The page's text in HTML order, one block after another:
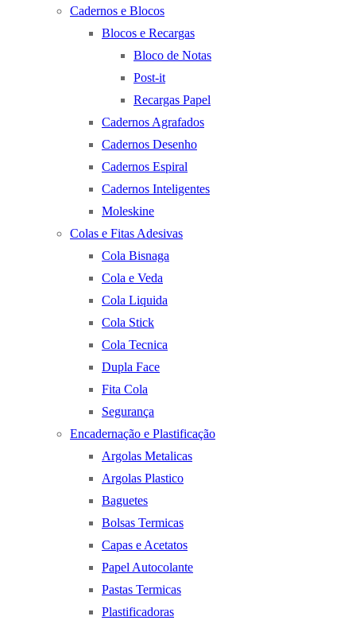
Cadernos e Blocos
Blocos e Recargas
Bloco de Notas
Post-it
Recargas Papel
Cadernos Agrafados
Cadernos Desenho
Cadernos Espiral
Cadernos Inteligentes
Moleskine
Colas e Fitas Adesivas
Cola Bisnaga
Cola e Veda
Cola Liquida
Cola Stick
Cola Tecnica
Dupla Face
Fita Cola
Segurança
Encadernação e Plastificação
Argolas Metalicas
Argolas Plastico
Baguetes
Bolsas Termicas
Capas e Acetatos
Papel Autocolante
Pastas Termicas
Plastificadoras